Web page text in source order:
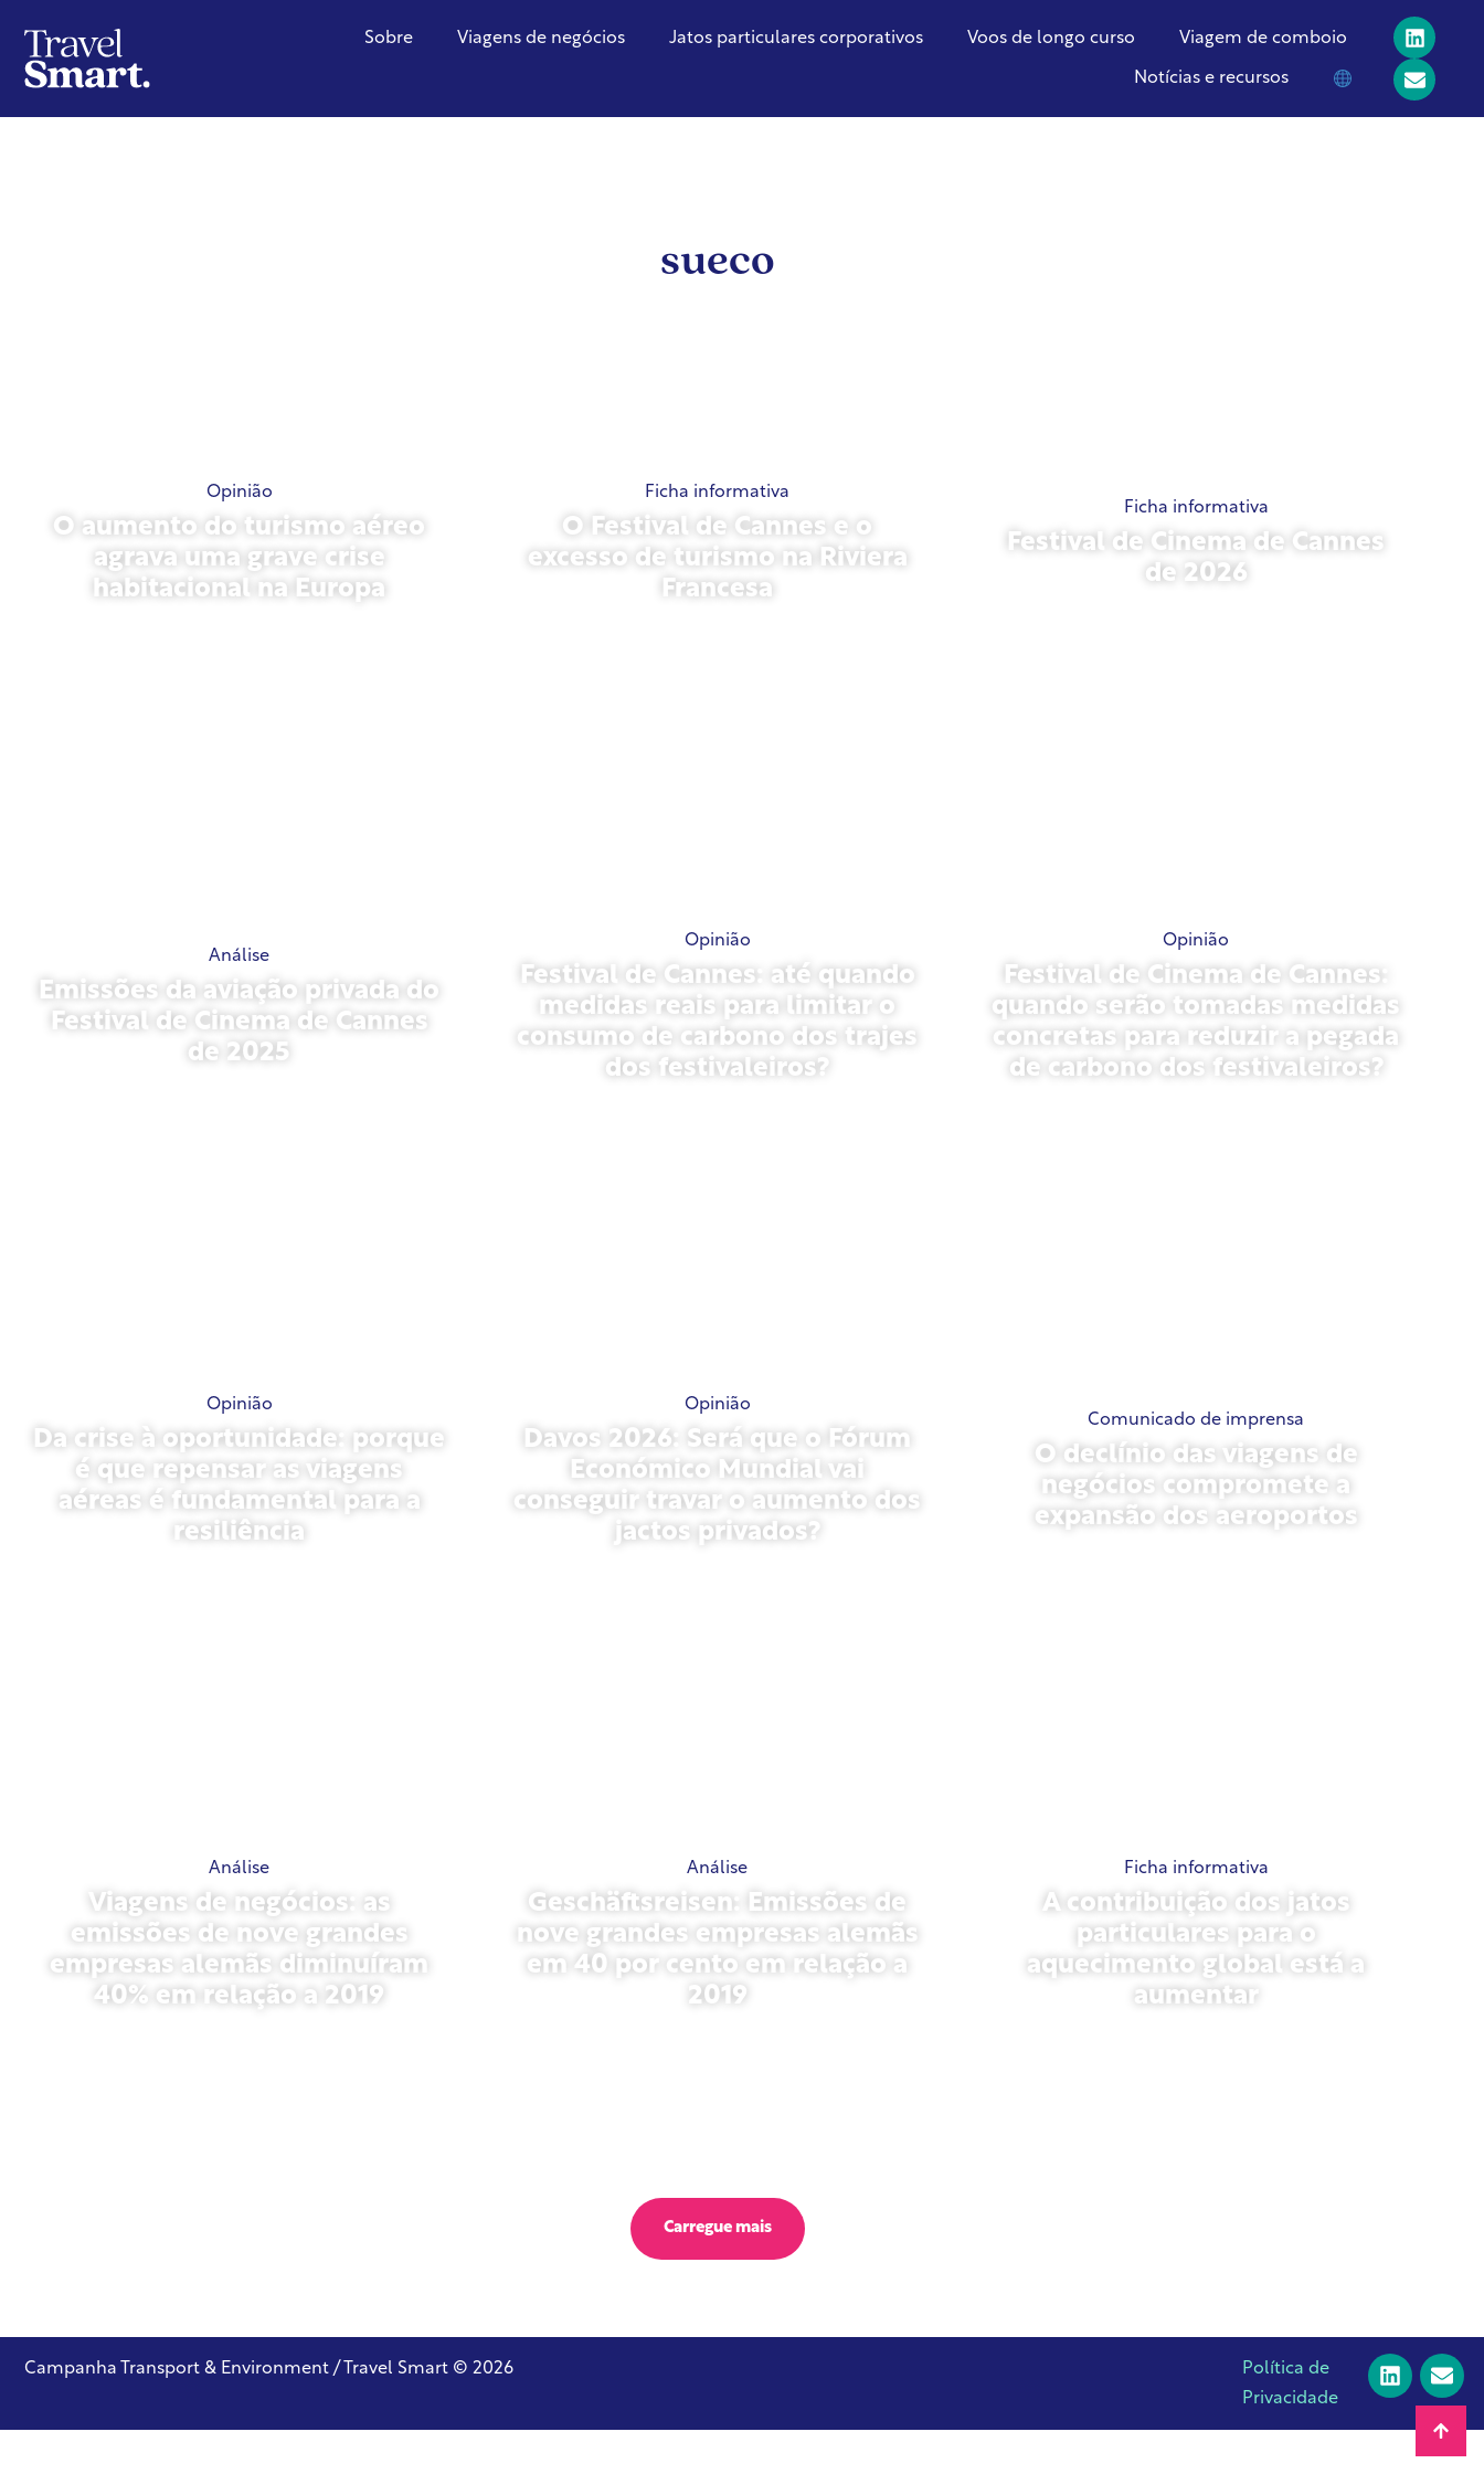
Sobre Viagens de negócios Jatos particulares corporativos Voos de longo curso Viagem de comboio
Notícias e recursos
sueco
Opinião
O aumento do turismo aéreo
agrava uma grave crise
habitacional na Europa
Ficha informativa
O Festival de Cannes e o
excesso de turismo na Riviera
Francesa
Ficha informativa
Festival de Cinema de Cannes
de 2026
Análise
Emissões da aviação privada do
Festival de Cinema de Cannes
de 2025
Opinião
Festival de Cannes: até quando
medidas reais para limitar o
consumo de carbono dos trajes
dos festivaleiros?
Opinião
Festival de Cinema de Cannes:
quando serão tomadas medidas
concretas para reduzir a pegada
de carbono dos festivaleiros?
Opinião
Da crise à oportunidade: porque
é que repensar as viagens
aéreas é fundamental para a
resiliência
Opinião
Davos 2026: Será que o Fórum
Económico Mundial vai
conseguir travar o aumento dos
jactos privados?
Comunicado de imprensa
O declínio das viagens de
negócios compromete a
expansão dos aeroportos
Análise
Viagens de negócios: as
emissões de nove grandes
empresas alemãs diminuíram
40% em relação a 2019
Análise
Geschäftsreisen: Emissões de
nove grandes empresas alemãs
em 40 por cento em relação a
2019
Ficha informativa
A contribuição dos jatos
particulares para o
aquecimento global está a
aumentar
Carregue mais
Campanha Transport & Environment / Travel Smart © 2026
Política de
Privacidade